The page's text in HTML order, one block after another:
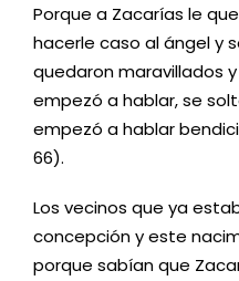
Porque a Zacarías le
hacerle caso al ángel y
quedaron maravillados
empezó a hablar, se
empezó a hablar
66).
Los vecinos que ya
concepción y este
porque sabían que